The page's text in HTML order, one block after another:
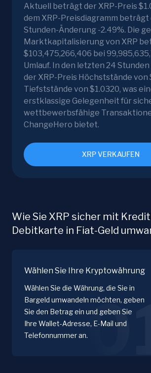
Aktuell beträgt der XRP-Preis
dem XRP-Preisdiagramm beträgt
Stunden-Änderung -2.49%. Die
Marktkapitalisierung von XRP
$103,475,266,406 bei
Umlauf. In den letzten 24
der XRP-Preis Höchststände von
Tiefststände von $1.0320, was
erstklassige Gelegenheit für
wettbewerbsfähige
ChangeHero bietet.
XRP VERKAUFEN
Wie Sie XRP sicher mit
Debitkarte in Fiat-Geld
Wählen Sie Ihre Kryptowährung
Wählen Sie die Währung, die Sie in
Bargeld umwandeln möchten, geben
Sie den Betrag ein und geben Sie
Ihre Wallet-Adresse, E-Mail und
Telefonnummer an.